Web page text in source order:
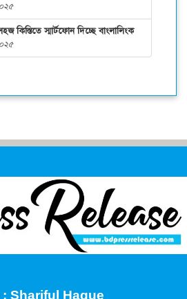
কিস্তিতে স্মার্টফোন দিচ্ছে বাংলালিংক
Shariful Haque